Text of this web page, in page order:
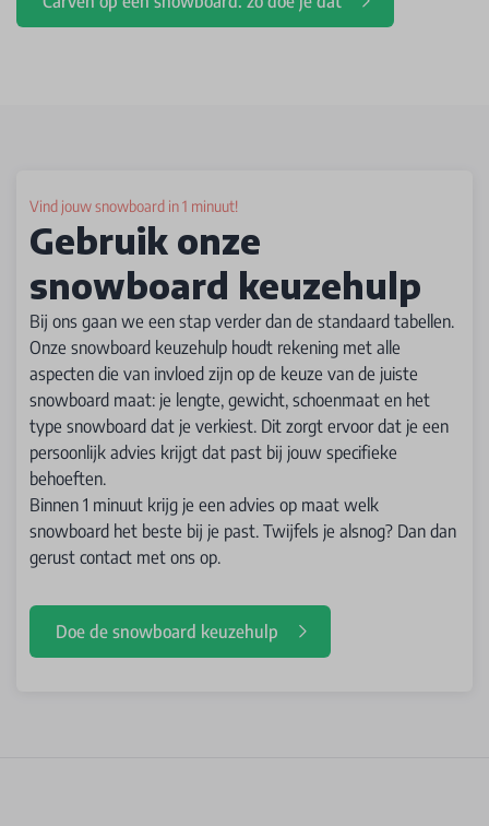
Vind jouw snowboard in 1 minuut!
Gebruik onze
snowboard keuzehulp
Bij ons gaan we een stap verder dan de standaard tabellen.
Onze snowboard keuzehulp houdt rekening met alle
aspecten die van invloed zijn op de keuze van de juiste
snowboard maat: je lengte, gewicht, schoenmaat en het
type snowboard dat je verkiest. Dit zorgt ervoor dat je een
persoonlijk advies krijgt dat past bij jouw specifieke
behoeften.
Binnen 1 minuut krijg je een advies op maat welk
snowboard het beste bij je past. Twijfels je alsnog? Dan dan
gerust contact met ons op.
Doe de snowboard keuzehulp